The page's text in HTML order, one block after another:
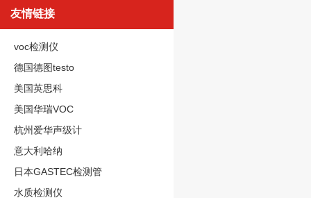
友情链接
voc检测仪
德国德图testo
美国英思科
美国华瑞VOC
杭州爱华声级计
意大利哈纳
日本GASTEC检测管
水质检测仪